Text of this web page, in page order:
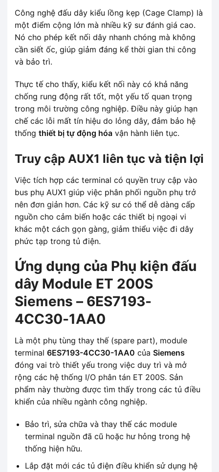
Công nghệ đấu dây kiểu lồng kẹp (Cage Clamp) là
một điểm cộng lớn mà nhiều kỹ sư đánh giá cao.
Nó cho phép kết nối dây nhanh chóng mà không
cần siết ốc, giúp giảm đáng kể thời gian thi công
và bảo trì.
Thực tế cho thấy, kiểu kết nối này có khả năng
chống rung động rất tốt, một yếu tố quan trọng
trong môi trường công nghiệp. Điều này giúp hạn
chế các lỗi mất tín hiệu do lỏng dây, đảm bảo hệ
thống thiết bị tự động hóa vận hành liên tục.
Truy cập AUX1 liên tục và tiện lợi
Việc tích hợp các terminal có quyền truy cập vào
bus phụ AUX1 giúp việc phân phối nguồn phụ trở
nên đơn giản hơn. Các kỹ sư có thể dễ dàng cấp
nguồn cho cảm biến hoặc các thiết bị ngoại vi
khác một cách gọn gàng, giảm thiểu việc đi dây
phức tạp trong tủ điện.
Ứng dụng của Phụ kiện đấu
dây Module ET 200S
Siemens – 6ES7193-
4CC30-1AA0
Là một phụ tùng thay thế (spare part), module
terminal 6ES7193-4CC30-1AA0 của Siemens
đóng vai trò thiết yếu trong việc duy trì và mở
rộng các hệ thống I/O phân tán ET 200S. Sản
phẩm này thường được tìm thấy trong các tủ điều
khiển của nhiều ngành công nghiệp.
Bảo trì, sửa chữa và thay thế các module
terminal nguồn đã cũ hoặc hư hỏng trong hệ
thống hiện hữu.
Lắp đặt mới các tủ điện điều khiển sử dụng hệ